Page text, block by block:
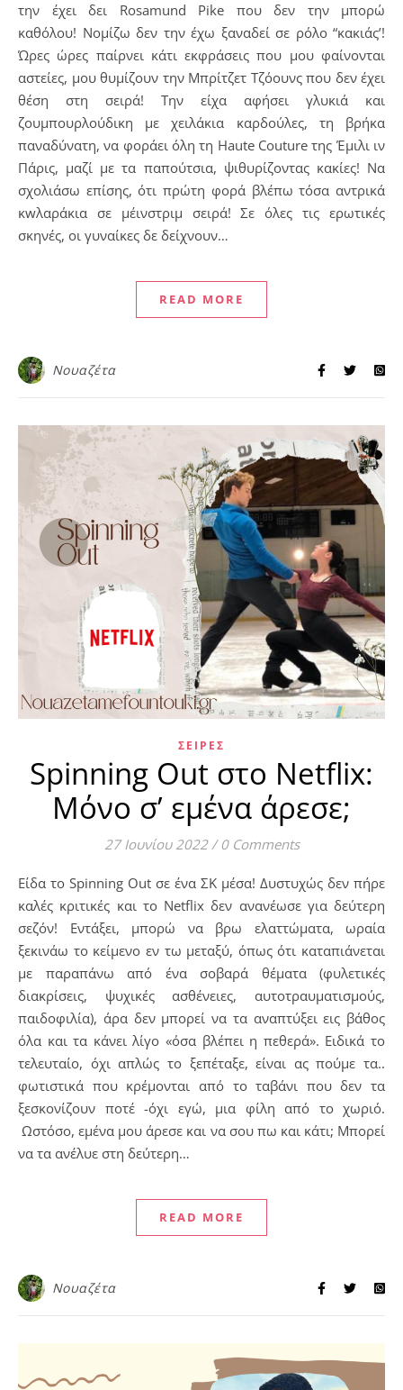
την έχει δει Rosamund Pike που δεν την μπορώ
καθόλου! Νομίζω δεν την έχω ξαναδεί σε ρόλο “κακιάς’!
Ώρες ώρες παίρνει κάτι εκφράσεις που μου φαίνονται
αστείες, μου θυμίζουν την Μπρίτζετ Τζόουνς που δεν έχει
θέση στη σειρά! Την είχα αφήσει γλυκιά και
ζουμπουρλούδικη με χειλάκια καρδούλες, τη βρήκα
παναδύνατη, να φοράει όλη τη Haute Couture της Έμιλι ιν
Πάρις, μαζί με τα παπούτσια, ψιθυρίζοντας κακίες! Να
σχολιάσω επίσης, ότι πρώτη φορά βλέπω τόσα αντρικά
κwλαράκια σε μέινστριμ σειρά! Σε όλες τις ερωτικές
σκηνές, οι γυναίκες δε δείχνουν…
READ MORE
Νουαζέτα
ΣΕΙΡΈΣ
Spinning Out στο Netflix:
Μόνο σ’ εμένα άρεσε;
27 Ιουνίου 2022 / 0 Comments
Είδα το Spinning Out σε ένα ΣΚ μέσα! Δυστυχώς δεν πήρε
καλές κριτικές και το Νetflix δεν ανανέωσε για δεύτερη
σεζόν! Εντάξει, μπορώ να βρω ελαττώματα, ωραία
ξεκινάω το κείμενο εν τω μεταξύ, όπως ότι καταπιάνεται
με παραπάνω από ένα σοβαρά θέματα (φυλετικές
διακρίσεις, ψυχικές ασθένειες, αυτοτραυματισμούς,
παιδοφιλία), άρα δεν μπορεί να τα αναπτύξει εις βάθος
όλα και τα κάνει λίγο «όσα βλέπει η πεθερά». Ειδικά το
τελευταίο, όχι απλώς το ξεπέταξε, είναι ας πούμε τα..
φωτιστικά που κρέμονται από το ταβάνι που δεν τα
ξεσκονίζουν ποτέ -όχι εγώ, μια φίλη από το χωριό.
Ωστόσο, εμένα μου άρεσε και να σου πω και κάτι; Μπορεί
να τα ανέλυε στη δεύτερη…
READ MORE
Νουαζέτα